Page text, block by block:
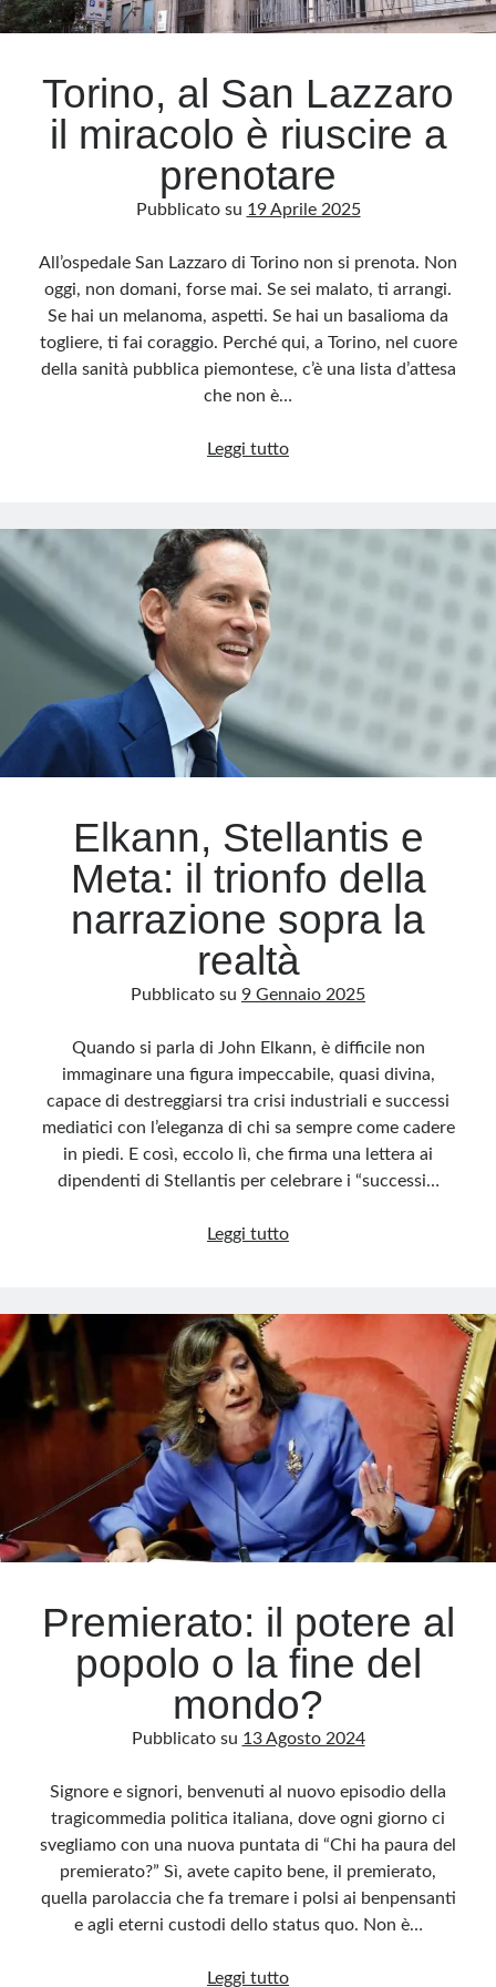
Archivio
Archivi
Questo blog non rappresenta una testata giornalistica, in quanto viene aggiornato
senza alcuna periodicità. Non può pertanto considerarsi un prodotto editoriale ai
sensi della legge n· 62 del 7.03.2001. L’autore non è responsabile di quanto
pubblicato dai lettori nei commenti ai vari post. Saranno comunque cancellati quelli
ritenuti offensivi o lesivi dell’immagine o dell’onorabilità di terzi, di genere spam,
razzisti o che contengano dati personali non conformi al rispetto delle norme sulla
privacy. Alcune immagini inserite in questo blog sono tratte da Internet e, pertanto,
immediatamente rimosse. L’autore del blog non è responsabile dei siti collegati
Meta
Accedi
Feed dei contenuti
Feed dei commenti
WordPress.org
Torino, al San Lazzaro
il miracolo è riuscire a
prenotare
Pubblicato su 19 Aprile 2025
All’ospedale San Lazzaro di Torino non si prenota. Non
oggi, non domani, forse mai. Se sei malato, ti arrangi.
Se hai un melanoma, aspetti. Se hai un basalioma da
togliere, ti fai coraggio. Perché qui, a Torino, nel cuore
della sanità pubblica piemontese, c’è una lista d’attesa
che non è…
Leggi tuttoTorino,
Lazzaro
Elkann, Stellantis e
Meta: il trionfo della
narrazione sopra la
realtà
Pubblicato su 9 Gennaio 2025
Quando si parla di John Elkann, è difficile non
immaginare una figura impeccabile, quasi divina,
capace di destreggiarsi tra crisi industriali e successi
mediatici con l’eleganza di chi sa sempre come cadere
in piedi. E così, eccolo lì, che firma una lettera ai
dipendenti di Stellantis per celebrare i “successi…
Leggi tuttoElkann,
Meta:
trionfo
della
narrazione
sopra
la
realtà
Premierato: il potere al
popolo o la fine del
mondo?
Pubblicato su 13 Agosto 2024
Signore e signori, benvenuti al nuovo episodio della
tragicommedia politica italiana, dove ogni giorno ci
svegliamo con una nuova puntata di “Chi ha paura del
premierato?” Sì, avete capito bene, il premierato,
quella parolaccia che fa tremare i polsi ai benpensanti
e agli eterni custodi dello status quo. Non è…
Leggi tuttoPremierato: